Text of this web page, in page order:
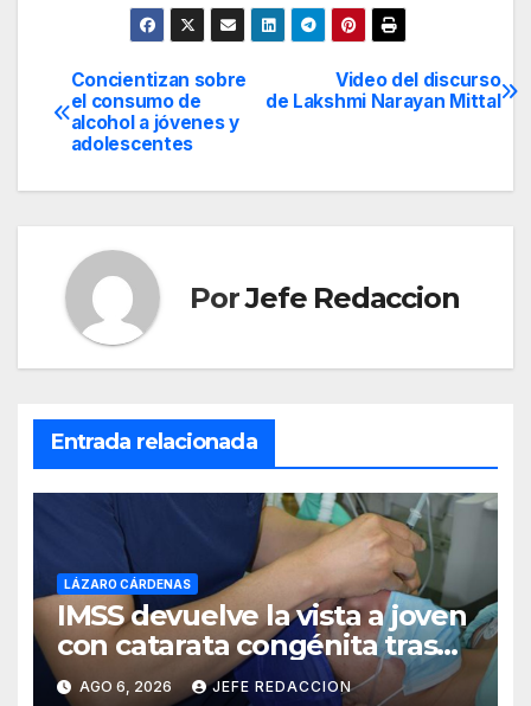
Navegación
de
entradas
Video del discurso
de Lakshmi Narayan Mittal
Concientizan sobre
el consumo de
alcohol a jóvenes y
adolescentes
PorJefe Redaccion
Entrada relacionada
LÁZARO CÁRDENAS
IMSS devuelve la vista a joven
con catarata congénita tras
23 años de limitación visual
AGO 6, 2026 JEFE REDACCION